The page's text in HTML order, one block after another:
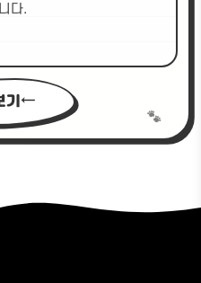
다.
기